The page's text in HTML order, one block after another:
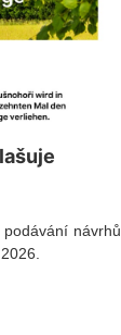
návrhů